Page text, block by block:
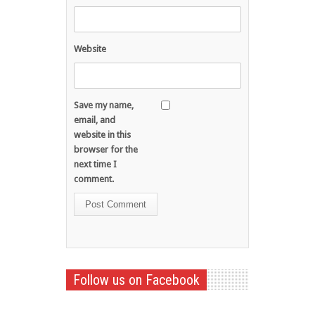
Website
Save my name,
email, and
website in this
browser for the
next time I
comment.
Follow us on Facebook